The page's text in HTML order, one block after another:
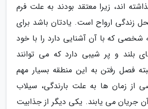
اند، زیرا معتقد بودند به علت فرم
زندگی ارواح است. یادتان باشد برای
شخصی که با آن آشنایی دارد را با خود
بلند و پر شیبی دارد که می توانند
فصل رفتن به این منطقه بسیار مهم
از زمان ها به علت بارندگی، سیلاب
جریان می یابند. یکی دیگر از جذابیت